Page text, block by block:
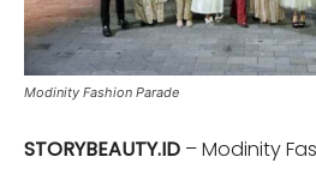
Modinity Fashion Parade
STORYBEAUTY.ID – Modinity